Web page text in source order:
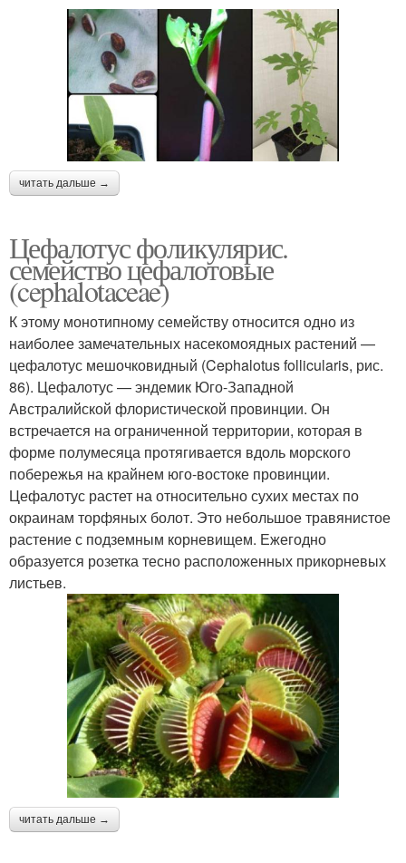
читать дальше →
Цефалотус фоликулярис.
семейство цефалотовые
(cephalotaceae)
К этому монотипному семейству относится одно из
наиболее замечательных насекомоядных растений —
цефалотус мешочковидный (Cephalotus follicularis, рис.
86). Цефалотус — эндемик Юго-Западной
Австралийской флористической провинции. Он
встречается на ограниченной территории, которая в
форме полумесяца протягивается вдоль морского
побережья на крайнем юго-востоке провинции.
Цефалотус растет на относительно сухих местах по
окраинам торфяных болот. Это небольшое травянистое
растение с подземным корневищем. Ежегодно
образуется розетка тесно расположенных прикорневых
листьев.
читать дальше →